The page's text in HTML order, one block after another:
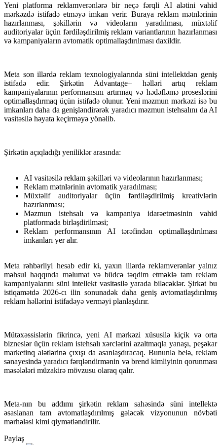
Yeni platforma reklamverənlərə bir neçə fərqli AI alətini vahid
mərkəzdə istifadə etməyə imkan verir. Buraya reklam mətnlərinin
hazırlanması, şəkillərin və videoların yaradılması, müxtəlif
auditoriyalar üçün fərdiləşdirilmiş reklam variantlarının hazırlanması
və kampaniyaların avtomatik optimallaşdırılması daxildir.
Meta son illərdə reklam texnologiyalarında süni intellektdən geniş
istifadə edir. Şirkətin Advantage+ həlləri artıq reklam
kampaniyalarının performansını artırmaq və hədəfləmə proseslərini
optimallaşdırmaq üçün istifadə olunur. Yeni məzmun mərkəzi isə bu
imkanları daha da genişləndirərək yaradıcı məzmun istehsalını da AI
vasitəsilə həyata keçirməyə yönəlib.
Şirkətin açıqladığı yeniliklər arasında:
AI vasitəsilə reklam şəkilləri və videolarının hazırlanması;
Reklam mətnlərinin avtomatik yaradılması;
Müxtəlif auditoriyalar üçün fərdiləşdirilmiş kreativlərin
hazırlanması;
Məzmun istehsalı və kampaniya idarəetməsinin vahid
platformada birləşdirilməsi;
Reklam performansının AI tərəfindən optimallaşdırılması
imkanları yer alır.
Meta rəhbərliyi hesab edir ki, yaxın illərdə reklamverənlər yalnız
məhsul haqqında məlumat və büdcə təqdim etməklə tam reklam
kampaniyalarını süni intellekt vasitəsilə yarada biləcəklər. Şirkət bu
istiqamətdə 2026-cı ilin sonunadək daha geniş avtomatlaşdırılmış
reklam həllərini istifadəyə verməyi planlaşdırır.
Mütəxəssislərin fikrincə, yeni AI mərkəzi xüsusilə kiçik və orta
bizneslər üçün reklam istehsalı xərclərini azaltmaqla yanaşı, peşəkar
marketinq alətlərinə çıxışı da asanlaşdıracaq. Bununla belə, reklam
sənayesində yaradıcı fərqləndirmənin və brend kimliyinin qorunması
məsələləri müzakirə mövzusu olaraq qalır.
Meta-nın bu addımı şirkətin reklam sahəsində süni intellektə
əsaslanan tam avtomatlaşdırılmış gələcək vizyonunun növbəti
mərhələsi kimi qiymətləndirilir.
Paylaş